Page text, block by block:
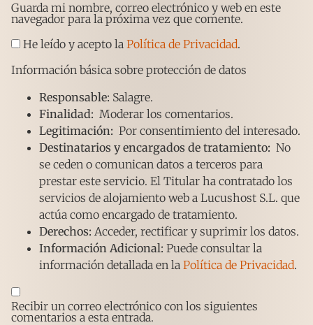
Guarda mi nombre, correo electrónico y web en este
navegador para la próxima vez que comente.
He leído y acepto la Política de Privacidad.
Información básica sobre protección de datos
Responsable: Salagre.
Finalidad: Moderar los comentarios.
Legitimación: Por consentimiento del interesado.
Destinatarios y encargados de tratamiento: No
se ceden o comunican datos a terceros para
prestar este servicio. El Titular ha contratado los
servicios de alojamiento web a Lucushost S.L. que
actúa como encargado de tratamiento.
Derechos: Acceder, rectificar y suprimir los datos.
Información Adicional: Puede consultar la
información detallada en la Política de Privacidad.
Recibir un correo electrónico con los siguientes
comentarios a esta entrada.